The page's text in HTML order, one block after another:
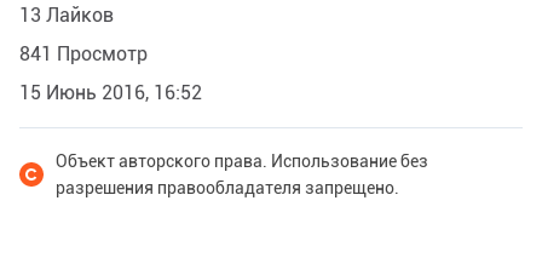
13 Лайков
841 Просмотр
15 Июнь 2016, 16:52
Объект авторского права. Использование без
разрешения правообладателя запрещено.